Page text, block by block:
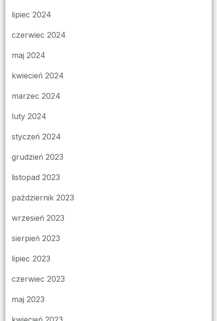
lipiec 2024
czerwiec 2024
maj 2024
kwiecień 2024
marzec 2024
luty 2024
styczeń 2024
grudzień 2023
listopad 2023
październik 2023
wrzesień 2023
sierpień 2023
lipiec 2023
czerwiec 2023
maj 2023